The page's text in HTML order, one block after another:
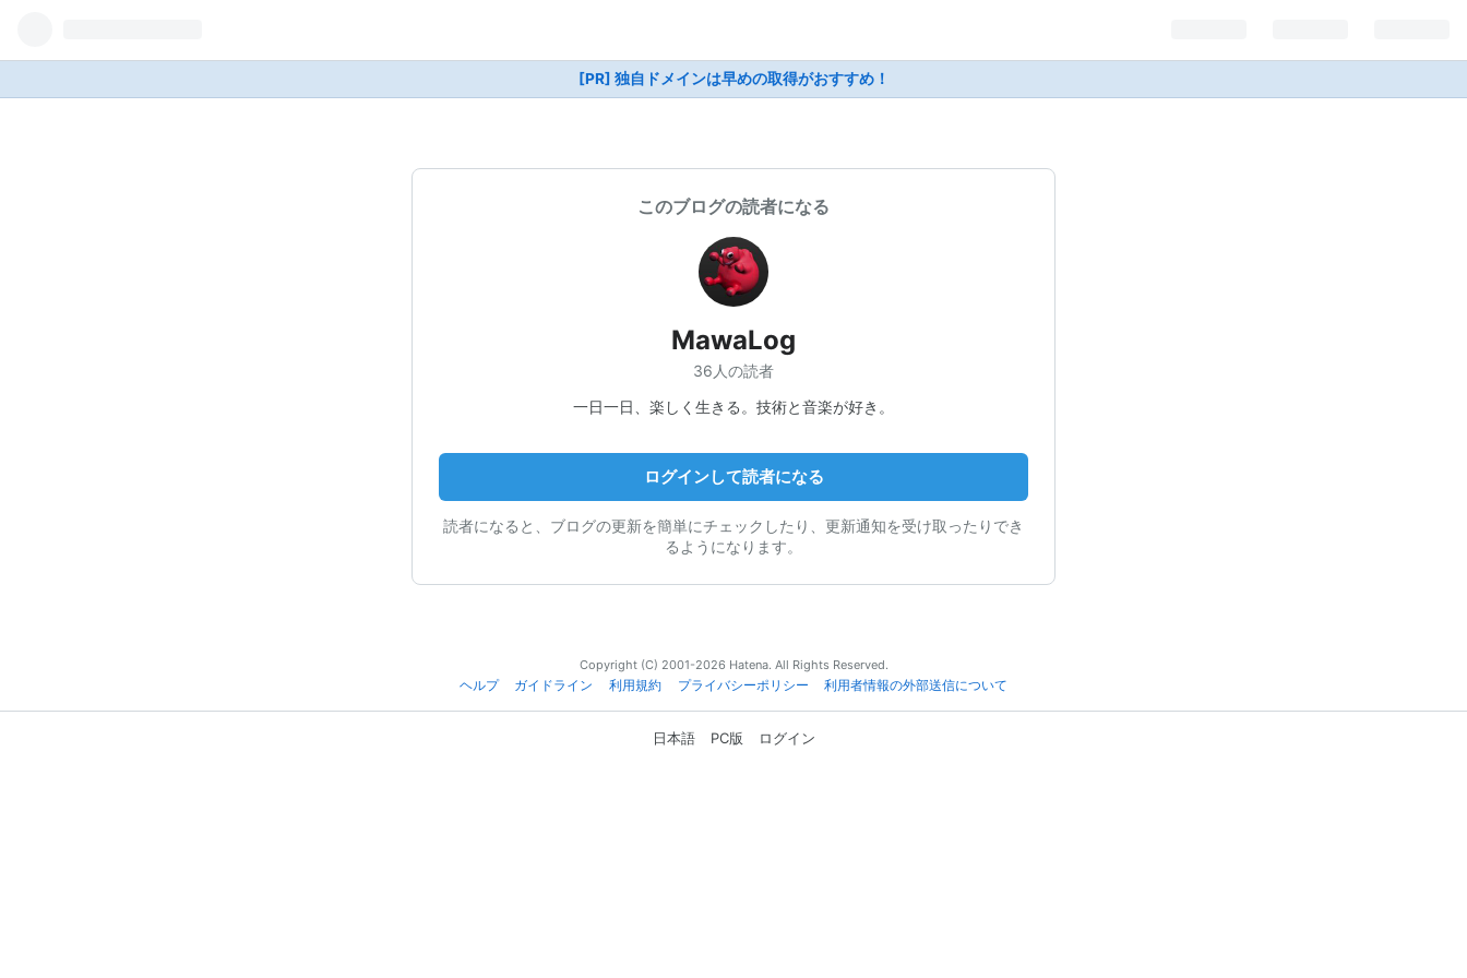
[PR] 独自ドメインは早めの取得がおすすめ！
このブログの読者になる
MawaLog
36人の読者
一日一日、楽しく生きる。技術と音楽が好き。
ログインして読者になる
読者になると、ブログの更新を簡単にチェックしたり、更新通知を受け取ったりでき
るようになります。
Copyright (C) 2001-2026 Hatena. All Rights Reserved.
ヘルプ
ガイドライン 利用規約 プライバシーポリシー 利用者情報の外部送信について
日本語 PC版 ログイン